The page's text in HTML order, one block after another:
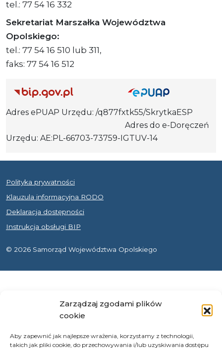
Zarządzaj zgodami plików
cookie
Aby zapewnić jak najlepsze wrażenia, korzystamy z technologii,
takich jak pliki cookie, do przechowywania i/lub uzyskiwania dostępu
tel.: 77 54 16 332
Sekretariat Marszałka Województwa
Opolskiego:
tel.: 77 54 16 510 lub 311,
faks: 77 54 16 512
Adres ePUAP Urzędu: /q877fxtk55/SkrytkaESP
Adres do e-Doręczeń
Urzędu: AE:PL-66703-73759-IGTUV-14
Polityka prywatności
Klauzula informacyjna RODO
Deklaracja dostępności
Instrukcja obsługi BIP
© 2026 Samorząd Województwa Opolskiego